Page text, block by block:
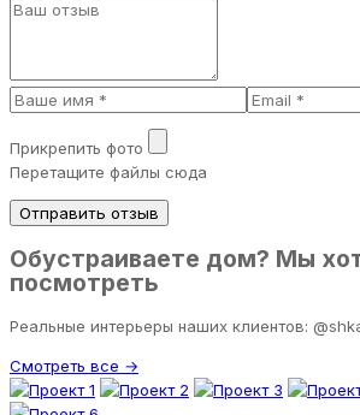
Прикрепить фото
Перетащите файлы сюда
Отправить отзыв
Обустраиваете дом? Мы
посмотреть
Реальные интерьеры наших клиентов:
Смотреть все →